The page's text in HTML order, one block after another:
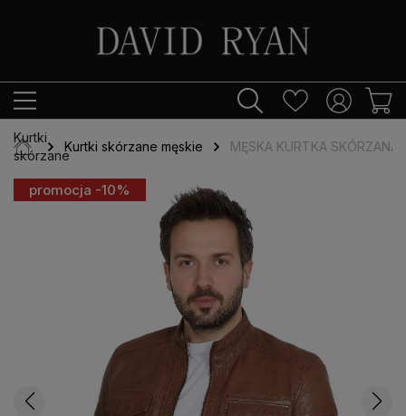
Kurtki
skórzane
Kurtki skórzane męskie MĘSKA KURTKA SKÓRZANA
promocja -10%